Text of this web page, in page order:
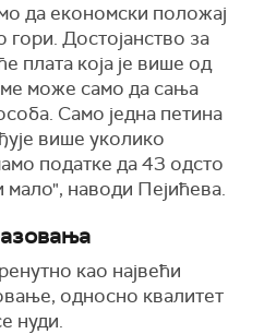
да економски положај
гори. Достојанство за
плата која је више од
може само да сања
Само једна петина
више уколико
податке да 43 одсто
мало", наводи Пејићева.
као највећи
односно квалитет
нуди.